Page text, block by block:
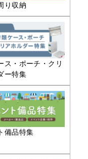
り収納
ス・ポーチ・クリ
ー特集
備品特集